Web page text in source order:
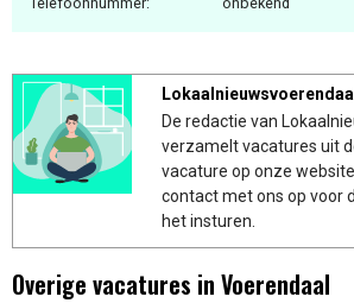
De redactie van
verzamelt vacatures uit
vacature op onze
contact met ons op voor
het insturen.
Overige vacatures in Voerendaal